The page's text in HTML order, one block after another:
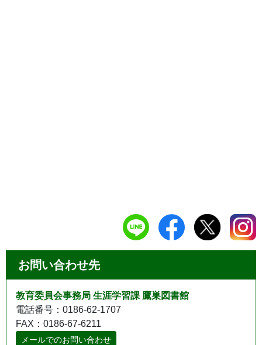
お問い合わせ先
教育委員会事務局 生涯学習課 鷹巣図書館
電話番号：0186-62-1707
FAX：0186-67-6211
メールでのお問い合わせ